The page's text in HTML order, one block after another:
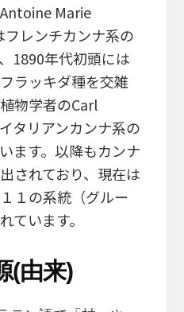
Marie
レンチカンナ系の
1890年代初頭には
ラッキダ種を交雑
物学者のCarl
タリアンカンナ系の
ます。以降もカンナ
されており、現在は
１の系統（グルー
ています。
(由来)